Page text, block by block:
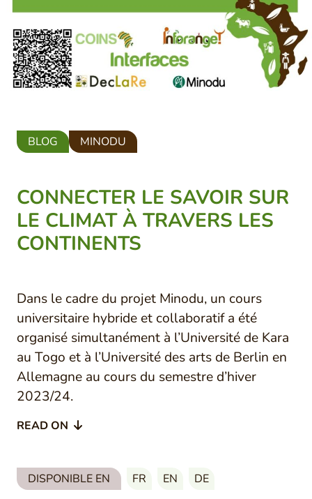
BLOG MINODU
CONNECTER LE SAVOIR SUR
LE CLIMAT À TRAVERS LES
CONTINENTS
Dans le cadre du projet Minodu, un cours
universitaire hybride et collaboratif a été
organisé simultanément à l’Université de Kara
au Togo et à l’Université des arts de Berlin en
Allemagne au cours du semestre d’hiver
2023/24.
READ ON
DISPONIBLE EN FR EN DE